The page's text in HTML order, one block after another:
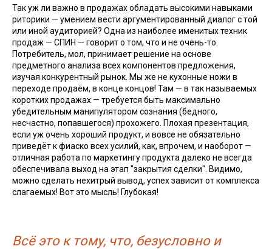
Так уж ли важно в продажах обладать высокими навыками
риторики — умением вести аргументированный диалог с той
или иной аудиторией? Одна из наиболее именитых техник
продаж — СПИН — говорит о том, что и не очень-то.
Потребитель, мол, принимает решение на основе
предметного анализа всех компонентов предложения,
изучая конкурентный рынок. Мы же не кухонные ножи в
переходе продаём, в конце концов! Там — в так называемых
коротких продажах — требуется быть максимально
убедительным манипулятором сознания (бедного,
несчастно, попавшегося) прохожего. Плохая презентация,
если уж очень хороший продукт, и вовсе не обязательно
приведёт к фиаско всех усилий, как, впрочем, и наоборот —
отличная работа по маркетингу продукта далеко не всегда
обеспечивала выход на этап "закрытия сделки". Видимо,
можно сделать нехитрый вывод, успех зависит от комплекса
слагаемых! Вот это мысль! Глубокая!
Всё это к тому, что, безусловно и